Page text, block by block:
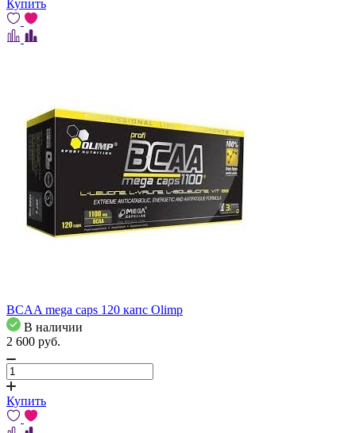
Купить
BCAA mega caps 120 капс Olimp
В наличии
2 600 pуб.
Купить